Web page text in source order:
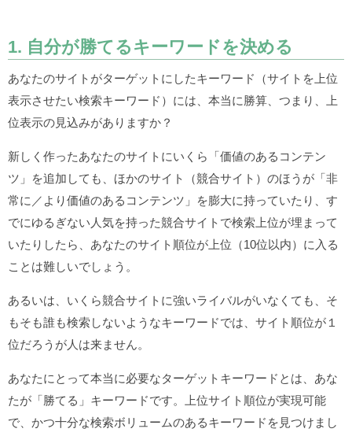
1. 自分が勝てるキーワードを決める
あなたのサイトがターゲットにしたキーワード（サイトを上位
表示させたい検索キーワード）には、本当に勝算、つまり、上
位表示の見込みがありますか？
新しく作ったあなたのサイトにいくら「価値のあるコンテン
ツ」を追加しても、ほかのサイト（競合サイト）のほうが「非
常に／より価値のあるコンテンツ」を膨大に持っていたり、す
でにゆるぎない人気を持った競合サイトで検索上位が埋まって
いたりしたら、あなたのサイト順位が上位（10位以内）に入る
ことは難しいでしょう。
あるいは、いくら競合サイトに強いライバルがいなくても、そ
もそも誰も検索しないようなキーワードでは、サイト順位が１
位だろうが人は来ません。
あなたにとって本当に必要なターゲットキーワードとは、あな
たが「勝てる」キーワードです。上位サイト順位が実現可能
で、かつ十分な検索ボリュームのあるキーワードを見つけまし